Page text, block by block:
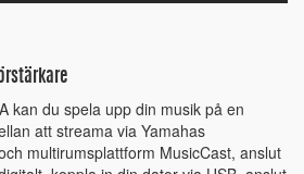
kan du spela upp din musik på en
att streama via Yamahas
multirumsplattform MusicCast, anslut